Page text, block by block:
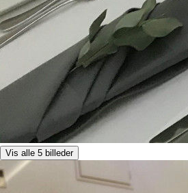
Vis alle 5 billeder